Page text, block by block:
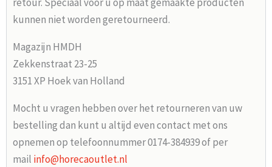
kunnen niet worden geretourneerd.
Magazijn HMDH
Zekkenstraat 23-25
3151 XP Hoek van Holland
Mocht u vragen hebben over het retourneren van uw
bestelling dan kunt u altijd even contact met ons
opnemen op telefoonnummer 0174-384939 of per
mail info@horecaoutlet.nl